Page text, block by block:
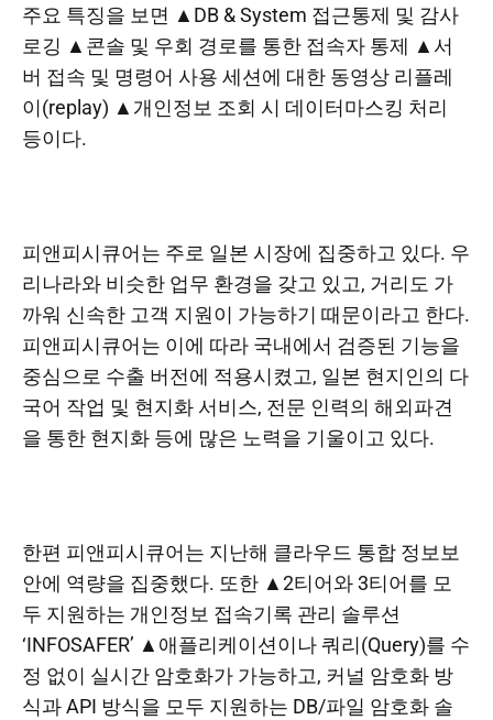
주요 특징을 보면 ▲DB & System 접근통제 및 감사
로깅 ▲콘솔 및 우회 경로를 통한 접속자 통제 ▲서
버 접속 및 명령어 사용 세션에 대한 동영상 리플레
이(replay) ▲개인정보 조회 시 데이터마스킹 처리
등이다.
피앤피시큐어는 주로 일본 시장에 집중하고 있다. 우
리나라와 비슷한 업무 환경을 갖고 있고, 거리도 가
까워 신속한 고객 지원이 가능하기 때문이라고 한다.
피앤피시큐어는 이에 따라 국내에서 검증된 기능을
중심으로 수출 버전에 적용시켰고, 일본 현지인의 다
국어 작업 및 현지화 서비스, 전문 인력의 해외파견
을 통한 현지화 등에 많은 노력을 기울이고 있다.
한편 피앤피시큐어는 지난해 클라우드 통합 정보보
안에 역량을 집중했다. 또한 ▲2티어와 3티어를 모
두 지원하는 개인정보 접속기록 관리 솔루션
‘INFOSAFER’ ▲애플리케이션이나 쿼리(Query)를 수
정 없이 실시간 암호화가 가능하고, 커널 암호화 방
식과 API 방식을 모두 지원하는 DB/파일 암호화 솔